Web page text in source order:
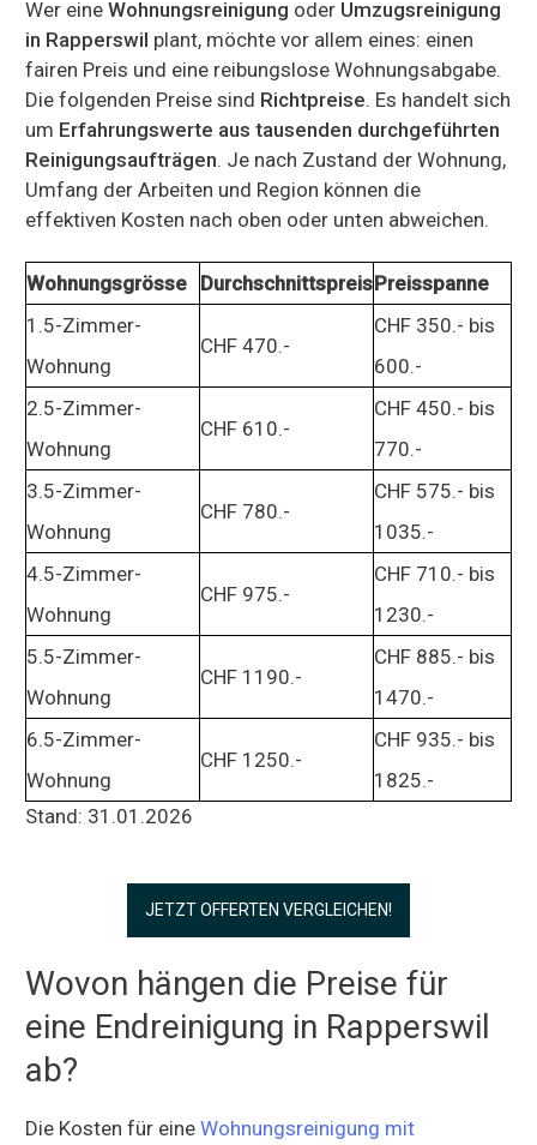
Wer eine Wohnungsreinigung oder Umzugsreinigung
in Rapperswil plant, möchte vor allem eines: einen
fairen Preis und eine reibungslose Wohnungsabgabe.
Die folgenden Preise sind Richtpreise. Es handelt sich
um Erfahrungswerte aus tausenden durchgeführten
Reinigungsaufträgen. Je nach Zustand der Wohnung,
Umfang der Arbeiten und Region können die
effektiven Kosten nach oben oder unten abweichen.
Wohnungsgrösse DurchschnittspreisPreisspanne
1.5-Zimmer-
Wohnung
CHF 470.-
CHF 350.- bis
600.-
2.5-Zimmer-
Wohnung
CHF 610.-
CHF 450.- bis
770.-
3.5-Zimmer-
Wohnung
CHF 780.-
CHF 575.- bis
1035.-
4.5-Zimmer-
Wohnung
CHF 975.-
CHF 710.- bis
1230.-
5.5-Zimmer-
Wohnung
CHF 1190.-
CHF 885.- bis
1470.-
6.5-Zimmer-
Wohnung
CHF 1250.-
CHF 935.- bis
1825.-
Stand: 31.01.2026
JETZT OFFERTEN VERGLEICHEN!
Wovon hängen die Preise für
eine Endreinigung in Rapperswil
ab?
Die Kosten für eine Wohnungsreinigung mit